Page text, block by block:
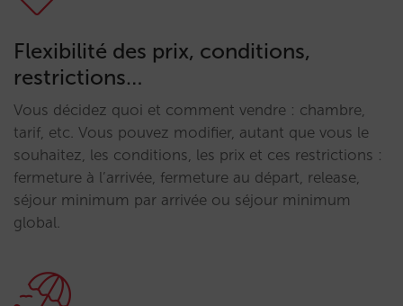
Flexibilité des prix, conditions,
restrictions…
Vous décidez quoi et comment vendre : chambre,
tarif, etc. Vous pouvez modifier, autant que vous le
souhaitez, les conditions, les prix et ces restrictions :
fermeture à l’arrivée, fermeture au départ, release,
séjour minimum par arrivée ou séjour minimum
global.